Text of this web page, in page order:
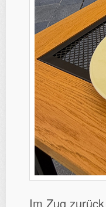
Im Zug